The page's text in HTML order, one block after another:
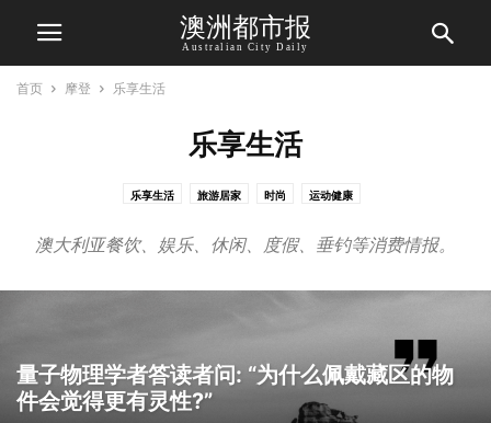
澳洲都市报
Australian City Daily
首页 摩登 乐享生活
乐享生活
乐享生活 旅游居家 时尚 运动健康
澳大利亚餐饮、娱乐、休闲、度假、垂钓等消费情报。
量子物理学者答读者问: “为什么佩戴藏区的物
件会觉得更有灵性?”